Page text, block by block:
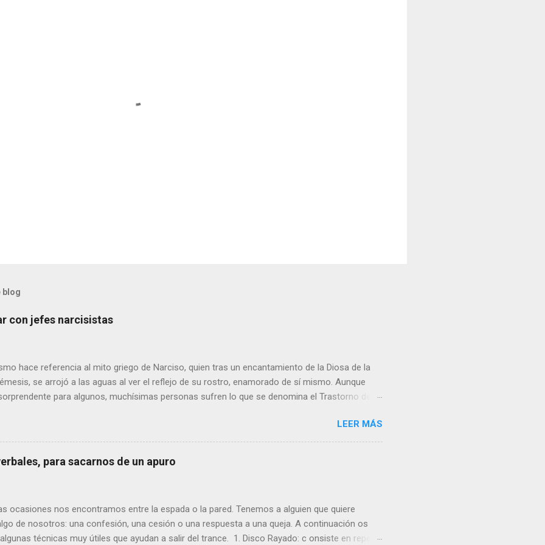
blog
con jefes narcisistas
hace referencia al mito griego de Narciso, quien tras un encantamiento de la Diosa de la
se arrojó a las aguas al ver el reflejo de su rostro, enamorado de sí mismo. Aunque
para algunos, muchísimas personas sufren lo que se denomina el Trastorno de la
consiste justamente en mostrar cierta arrogancia y necesitar la admiración patológica de los
personas que desean mostrar su superioridad, su inteligencia, sus éxitos pasados o sus
Suelen ser muy abiertos, sociables e incluso encantadores , lo cual les permite alcanzar
alta dirección. Acaparan las miradas y las conversaciones, siendo así los protagonistas de
LEER MÁS
para sacarnos de un apuro
ocasiones nos encontramos entre la espada o la pared. Tenemos a alguien que quiere
de nosotros: una confesión, una cesión o una respuesta a una queja. A continuación os
técnicas muy útiles que ayudan a salir del trance. 1. Disco Rayado: c onsiste en repetir